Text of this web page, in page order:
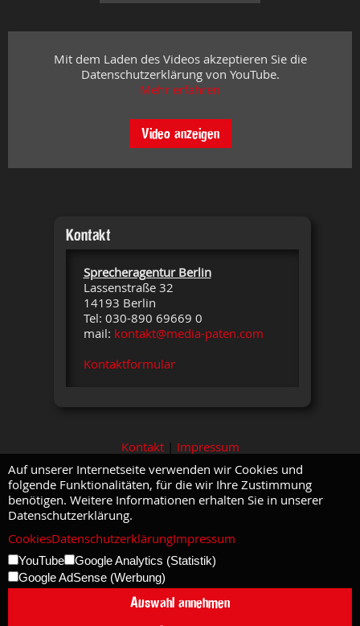
Mit dem Laden des Videos akzeptieren Sie die
Datenschutzerklärung von YouTube.
Mehr erfahren
Video anzeigen
Kontakt
Sprecheragentur Berlin
Lassenstraße 32
14193 Berlin
Tel: 030-890 69669 0
mail: kontakt@media-paten.com
Kontaktformular
Kontakt| Impressum
Auf unserer Internetseite verwenden wir Cookies und
folgende Funktionalitäten, für die wir Ihre Zustimmung
benötigen. Weitere Informationen erhalten Sie in unserer
Datenschutzerklärung.
CookiesDatenschutzerklärungImpressum
YouTube
Google Analytics (Statistik)
Google AdSense (Werbung)
Auswahl annehmen